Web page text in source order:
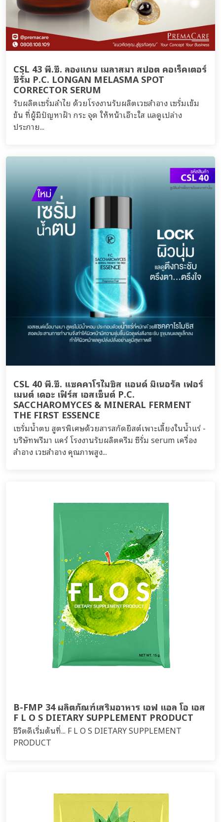
CSL 43 พี.ซี. ลองแกน เมลาสมา สปอต คอเร็คเตอร์
ซีรั่ม P.C. LONGAN MELASMA SPOT
CORRECTOR SERUM
รับผลิตเซรั่มลำไย ด้วยโรงงานรับผลิตเวชสำอาง เซรั่มเข้ม
ข้น ที่ผู้มีปํญหาฝ้า กระ จุด ให้หน้าเอ๊าะใส แลดูเปล่าง
ประกาย...
CSL 40 พี.ซี. แซคคาโรไมซิส แอนด์ มิเนอรัล เฟอร์
เมนต์ เดอะ เฟิร์ส เอสเซ็นต์ P.C.
SACCHAROMYCES & MINERAL FERMENT
THE FIRST ESSENCE
เซรั่มน้ำตบ สูตรพิเศษด้วยสารสกัดยีสต์เพาะเลี้ยงในน้ำแร่ -
บริษัทพรีมา แคร์ โรงงานรับผลิตครีม ซีรั่ม serum เครื่อง
สำอาง เวชสำอาง คุณภาพสูง...
B-FMP 34 ผลิตภัณฑ์เสริมอาหาร เอฟ แอล โอ เอส
F L O S DIETARY SUPPLEMENT PRODUCT
ชีวิตดีเริ่มต้นที่... F L O S DIETARY SUPPLEMENT
PRODUCT